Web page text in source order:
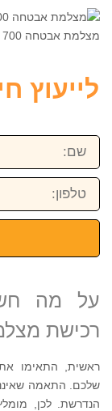
מצלמת אבטחה 700 קו
שם:
טלפון:
על מה
רכישת מצלמת
שלכם. התאמה
הנדרשת. לכן,